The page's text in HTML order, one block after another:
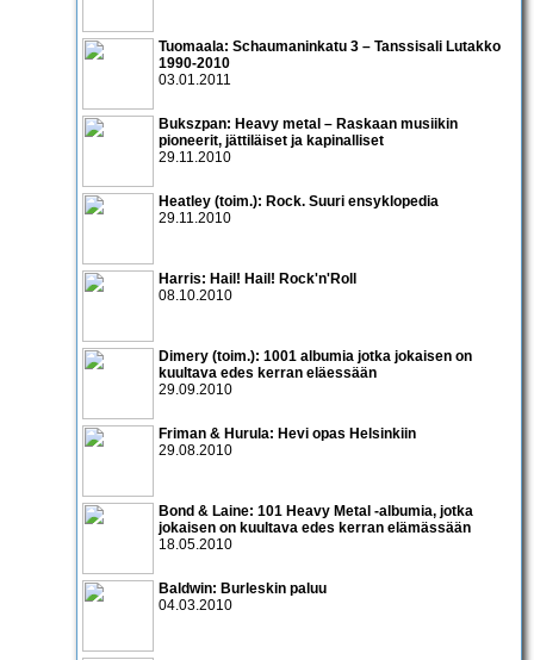
Tuomaala: Schaumaninkatu 3 – Tanssisali Lutakko
1990­-2010
03.01.2011
Bukszpan: Heavy metal – Raskaan musiikin
pioneerit, jättiläiset ja kapinalliset
29.11.2010
Heatley (toim.): Rock. Suuri ensyklopedia
29.11.2010
Harris: Hail! Hail! Rock'n'Roll
08.10.2010
Dimery (toim.): 1001 albumia jotka jokaisen on
kuultava edes kerran eläessään
29.09.2010
Friman & Hurula: Hevi opas Helsinkiin
29.08.2010
Bond & Laine: 101 Heavy Metal -albumia, jotka
jokaisen on kuultava edes kerran elämässään
18.05.2010
Baldwin: Burleskin paluu
04.03.2010